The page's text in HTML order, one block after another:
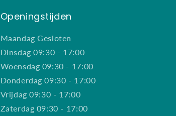
Openingstijden
Maandag Gesloten
Dinsdag 09:30 - 17:00
Woensdag 09:30 - 17:00
Donderdag 09:30 - 17:00
Vrijdag 09:30 - 17:00
Zaterdag 09:30 - 17:00